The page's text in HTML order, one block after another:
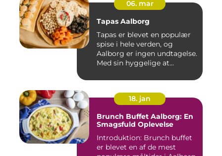
06. mar
Tapas Aalborg
Tapas er blevet en populær
spise i hele verden, og
Aalborg er ingen undtagelse.
Med sin hyggelige at...
18. jan
Brunch Buffet Aalborg: En
Smagsfuld Oplevelse
Introduktion: Brunch buffet
er blevet en af de mest